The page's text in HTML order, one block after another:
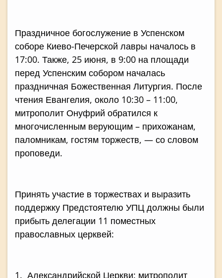
Праздничное богослужение в Успенском
соборе Киево-Печерской лавры началось в
17:00. Также, 25 июня, в 9:00 на площади
перед Успенским собором началась
праздничная Божественная Литургия. После
чтения Евангелия, около 10:30 – 11:00,
митрополит Онуфрий обратился к
многочисленным верующим – прихожанам,
паломникам, гостям торжеств, — со словом
проповеди.
Принять участие в торжествах и выразить
поддержку Предстоятелю УПЦ должны были
прибыть делегации 11 поместных
православных церквей:
1. Александрийской Церкви: митрополит